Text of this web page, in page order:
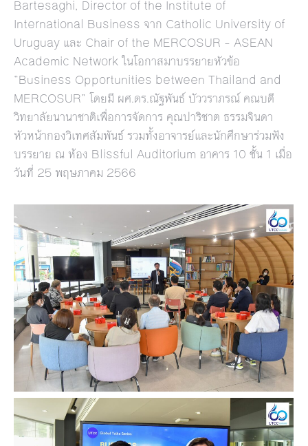
Bartesaghi, Director of the Institute of
International Business จาก Catholic University of
Uruguay และ Chair of the MERCOSUR – ASEAN
Academic Network ในโอกาสมาบรรยายหัวข้อ
“Business Opportunities between Thailand and
MERCOSUR” โดยมี ผศ.ดร.ณัฐพันธ์ บัววราภรณ์ คณบดี
วิทยาลัยนานาชาติเพื่อการจัดการ คุณปาริชาต ธรรมจินดา
หัวหน้ากองวิเทศสัมพันธ์ รวมทั้งอาจารย์และนักศึกษาร่วมฟัง
บรรยาย ณ ห้อง Blissful Auditorium อาคาร 10 ชั้น 1 เมื่อ
วันที่ 25 พฤษภาคม 2566